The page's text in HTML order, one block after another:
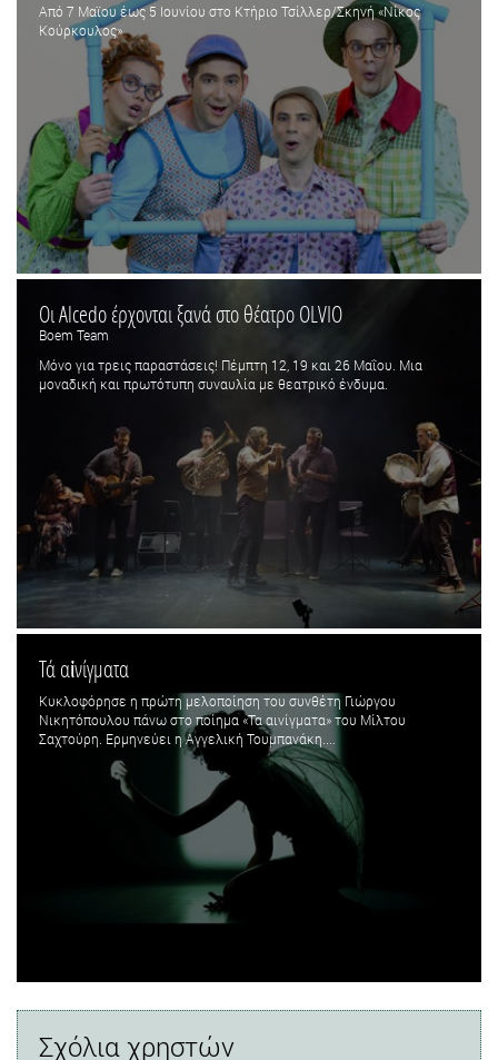
Από 7 Μαϊου έως 5 Ιουνίου στο Κτήριο Τσίλλερ/Σκηνή «Νίκος
Κούρκουλος»
Οι Alcedo έρχονται ξανά στο θέατρο OLVIO
Boem Team
Μόνο για τρεις παραστάσεις! Πέμπτη 12, 19 και 26 Μαΐου. Μια
μοναδική και πρωτότυπη συναυλία με θεατρικό ένδυμα.
Τά αἰνίγματα
Κυκλοφόρησε η πρώτη μελοποίηση του συνθέτη Γιώργου
Νικητόπουλου πάνω στο ποίημα «Τα αινίγματα» του Μίλτου
Σαχτούρη. Ερμηνεύει η Αγγελική Τουμπανάκη....
Σχόλια χρηστών